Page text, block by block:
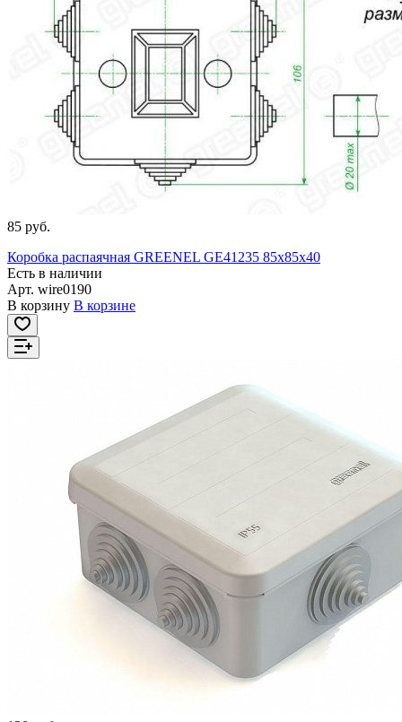
85 руб.
Коробка распаячная GREENEL GE41235 85x85x40
Есть в наличии
Арт. wire0190
В корзину В корзине